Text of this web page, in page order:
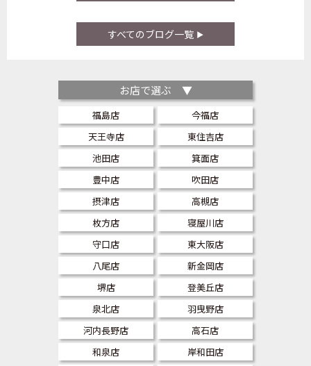
すべてのブログ一覧
お店で選ぶ ▼
福島店
今福店
天王寺店
東住吉店
池田店
箕面店
豊中店
吹田店
摂津店
高槻店
枚方店
寝屋川店
守口店
東大阪店
八尾店
新金岡店
堺店
登美丘店
泉北店
羽曳野店
河内長野店
高石店
和泉店
岸和田店